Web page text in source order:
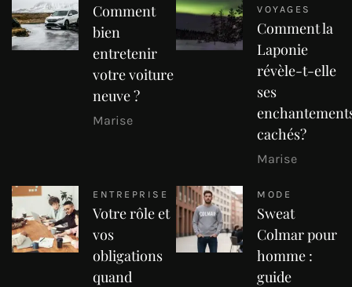
Comment
bien
entretenir
votre voiture
neuve ?
Marise
VOYAGES
Comment la
Laponie
révèle-t-elle
ses
cachés?
Marise
ENTREPRISE
Votre rôle et
vos
obligations
quand
MODE
Sweat
Colmar pour
homme :
guide